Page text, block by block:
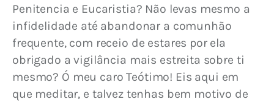
Penitencia e Eucaristia? Não levas mesmo a
infidelidade até abandonar a comunhão
frequente, com receio de estares por ela
obrigado a vigilância mais estreita sobre ti
mesmo? Ó meu caro Teótimo! Eis aqui em
que meditar, e talvez tenhas bem motivo de